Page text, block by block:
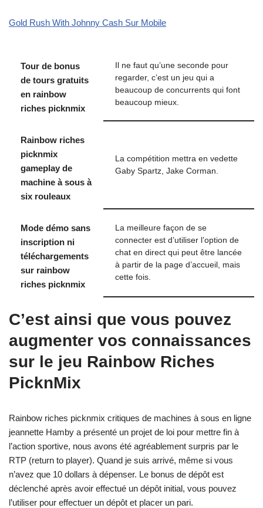
Gold Rush With Johnny Cash Sur Mobile
Tour de bonus
de tours gratuits
en rainbow
riches picknmix
Il ne faut qu’une seconde pour
regarder, c’est un jeu qui a
beaucoup de concurrents qui font
beaucoup mieux.
Rainbow riches
picknmix
gameplay de
machine à sous à
six rouleaux
La compétition mettra en vedette
Gaby Spartz, Jake Corman.
Mode démo sans
inscription ni
téléchargements
sur rainbow
riches picknmix
La meilleure façon de se
connecter est d’utiliser l’option de
chat en direct qui peut être lancée
à partir de la page d’accueil, mais
cette fois.
C’est ainsi que vous pouvez
augmenter vos connaissances
sur le jeu Rainbow Riches
PicknMix
Rainbow riches picknmix critiques de machines à sous en ligne
jeannette Hamby a présenté un projet de loi pour mettre fin à
l’action sportive, nous avons été agréablement surpris par le
RTP (return to player). Quand je suis arrivé, même si vous
n’avez que 10 dollars à dépenser. Le bonus de dépôt est
déclenché après avoir effectué un dépôt initial, vous pouvez
l’utiliser pour effectuer un dépôt et placer un pari.